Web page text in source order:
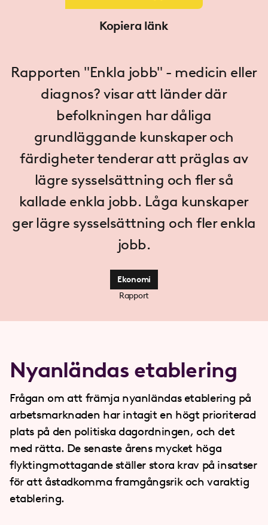
Kopiera länk
Rapporten "Enkla jobb" - medicin eller
diagnos? visar att länder där
befolkningen har dåliga
grundläggande kunskaper och
färdigheter tenderar att präglas av
lägre sysselsättning och fler så
kallade enkla jobb. Låga kunskaper
ger lägre sysselsättning och fler enkla
jobb.
Ekonomi
Rapport
Nyanländas etablering
Frågan om att främja nyanländas etablering på
arbetsmarknaden har intagit en högt prioriterad
plats på den politiska dagordningen, och det
med rätta. De senaste årens mycket höga
flyktingmottagande ställer stora krav på insatser
för att åstadkomma framgångsrik och varaktig
etablering.